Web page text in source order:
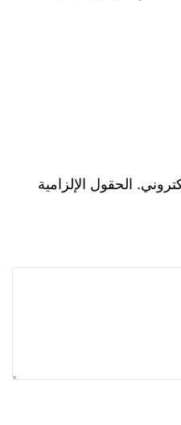
الحقول الإلزامية